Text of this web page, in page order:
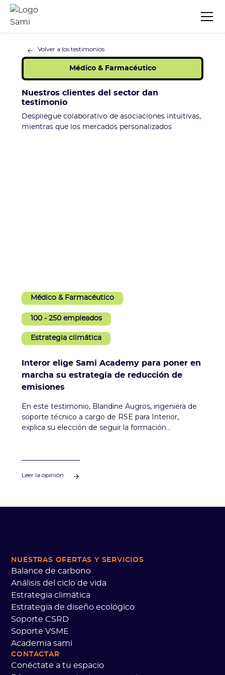
Volver a los testimonios
Médico & Farmacéutico
Nuestros clientes del sector dan
testimonio
Despliegue colaborativo de asociaciones intuitivas,
mientras que los mercados personalizados
Médico & Farmacéutico
100 - 250 empleados
Estrategia climática
Interor elige Sami Academy para poner en
marcha su estrategia de reducción de
emisiones
En este testimonio, Blandine Augros, ingeniera de
soporte técnico a cargo de RSE para Interior,
explica su elección de seguir la formación
acción en su empresa.
Leer la opinión
NUESTRAS OFERTAS Y SERVICIOS
Balance de carbono
Análisis del ciclo de vida
Estrategia climática
Estrategia de diseño ecológico
Soporte CSRD
Soporte VSME
Academia sami
CONTACTAR
Conéctate a tu espacio